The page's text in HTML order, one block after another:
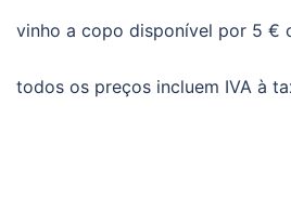
vinho a copo disponível por 5 €
todos os preços incluem IVA à